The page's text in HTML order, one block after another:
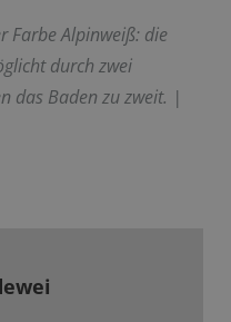
Farbe Alpinweiß: die
durch zwei
das Baden zu zweit. |